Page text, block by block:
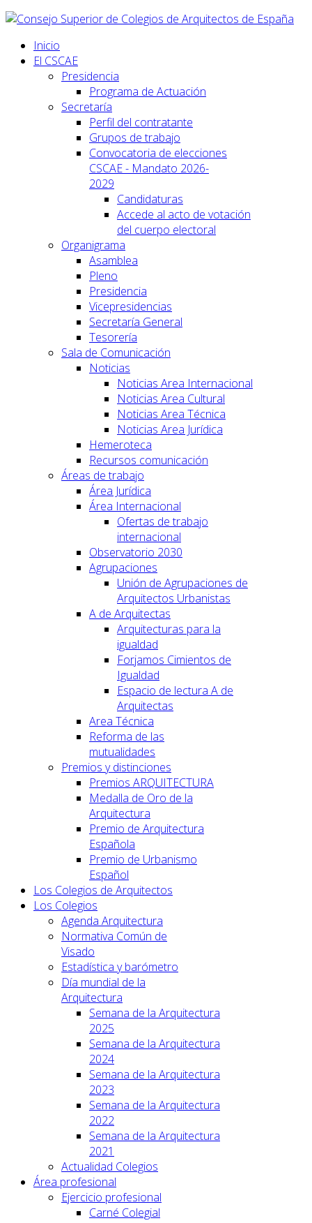
Inicio
El CSCAE
Presidencia
Programa de Actuación
Secretaría
Perfil del contratante
Grupos de trabajo
Convocatoria de elecciones
CSCAE - Mandato 2026-
2029
Candidaturas
Accede al acto de votación
del cuerpo electoral
Organigrama
Asamblea
Pleno
Presidencia
Vicepresidencias
Secretaría General
Tesorería
Sala de Comunicación
Noticias
Noticias Area Internacional
Noticias Area Cultural
Noticias Area Técnica
Noticias Area Jurídica
Hemeroteca
Recursos comunicación
Áreas de trabajo
Área Jurídica
Área Internacional
Ofertas de trabajo
internacional
Observatorio 2030
Agrupaciones
Unión de Agrupaciones de
Arquitectos Urbanistas
A de Arquitectas
Arquitecturas para la
igualdad
Forjamos Cimientos de
Igualdad
Espacio de lectura A de
Arquitectas
Area Técnica
Reforma de las
mutualidades
Premios y distinciones
Premios ARQUITECTURA
Medalla de Oro de la
Arquitectura
Premio de Arquitectura
Española
Premio de Urbanismo
Español
Los Colegios de Arquitectos
Los Colegios
Agenda Arquitectura
Normativa Común de
Visado
Estadística y barómetro
Día mundial de la
Arquitectura
Semana de la Arquitectura
2025
Semana de la Arquitectura
2024
Semana de la Arquitectura
2023
Semana de la Arquitectura
2022
Semana de la Arquitectura
2021
Actualidad Colegios
Área profesional
Ejercicio profesional
Carné Colegial